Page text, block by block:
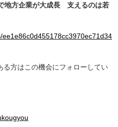
地方企業が大成長 支えるのは若
る方はこの機会にフォローしてい